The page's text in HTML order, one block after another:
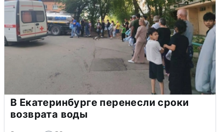
В Екатеринбурге перенесли сроки
возврата воды